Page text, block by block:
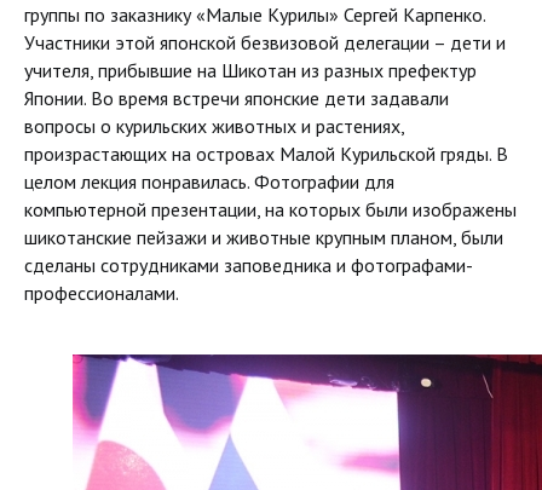
группы по заказнику «Малые Курилы» Сергей Карпенко.
Участники этой японской безвизовой делегации – дети и
учителя, прибывшие на Шикотан из разных префектур
Японии. Во время встречи японские дети задавали
вопросы о курильских животных и растениях,
произрастающих на островах Малой Курильской гряды. В
целом лекция понравилась. Фотографии для
компьютерной презентации, на которых были изображены
шикотанские пейзажи и животные крупным планом, были
сделаны сотрудниками заповедника и фотографами-
профессионалами.